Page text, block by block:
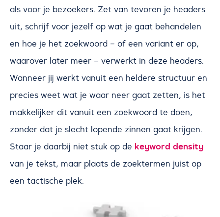
als voor je bezoekers. Zet van tevoren je headers
uit, schrijf voor jezelf op wat je gaat behandelen
en hoe je het zoekwoord – of een variant er op,
waarover later meer – verwerkt in deze headers.
Wanneer jij werkt vanuit een heldere structuur en
precies weet wat je waar neer gaat zetten, is het
makkelijker dit vanuit een zoekwoord te doen,
zonder dat je slecht lopende zinnen gaat krijgen.
Staar je daarbij niet stuk op de keyword density
van je tekst, maar plaats de zoektermen juist op
een tactische plek.